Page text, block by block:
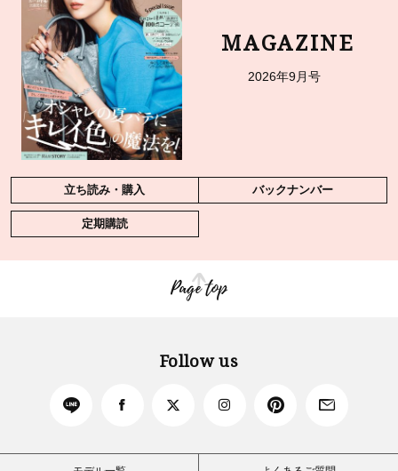
MAGAZINE
2026年9月号
立ち読み・購入 バックナンバー
定期購読
Page top
Follow us